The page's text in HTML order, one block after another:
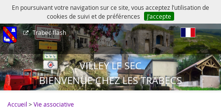
En poursuivant votre navigation sur ce site, vous acceptez l’utilisation de
cookies de suivi et de préférences
J’accepte
Trabec flash
VILLEY LE SEC
BIENVENUE CHEZ LES TRABECS
Accueil >Vie associative